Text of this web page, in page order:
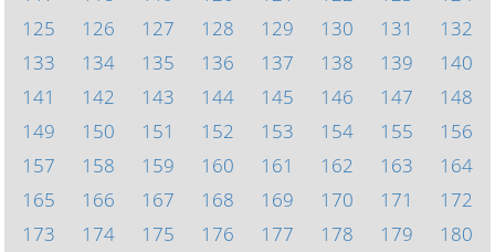
125
126 127 128 129 130 131
132
133
134 135 136 137 138 139
140
141
142 143 144 145 146 147
148
149
150 151 152 153 154 155
156
157
158 159 160 161 162 163
164
165
166 167 168 169 170 171
172
173
174 175 176 177 178 179
180